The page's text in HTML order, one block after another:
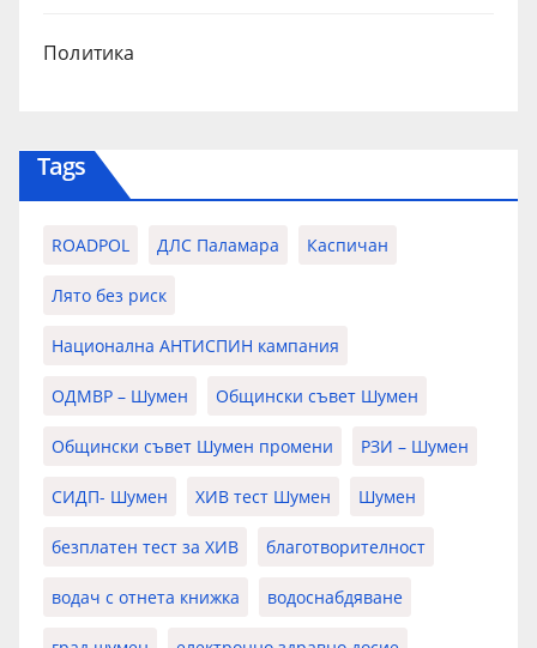
Политика
Tags
ROADPOL ДЛС Паламара Каспичан
Лято без риск
Национална АНТИСПИН кампания
ОДМВР – Шумен Общински съвет Шумен
Общински съвет Шумен промени РЗИ – Шумен
СИДП- Шумен ХИВ тест Шумен Шумен
безплатен тест за ХИВ благотворителност
водач с отнета книжка водоснабдяване